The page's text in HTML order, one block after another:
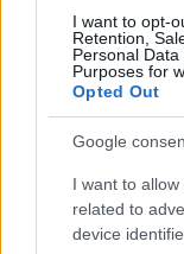
I want to opt-
Retention,
Personal
Purposes for
Opted Out
Google
I want to
related to
device
Σε μια εποχή
ικανότητα
το
δημιουργών και
απαιτεί άσκηση,
τη ζώνη άνεσης
μπορεί να